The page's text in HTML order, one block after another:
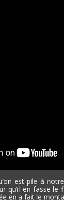
est pile à
qu’il en fasse
en a fait le